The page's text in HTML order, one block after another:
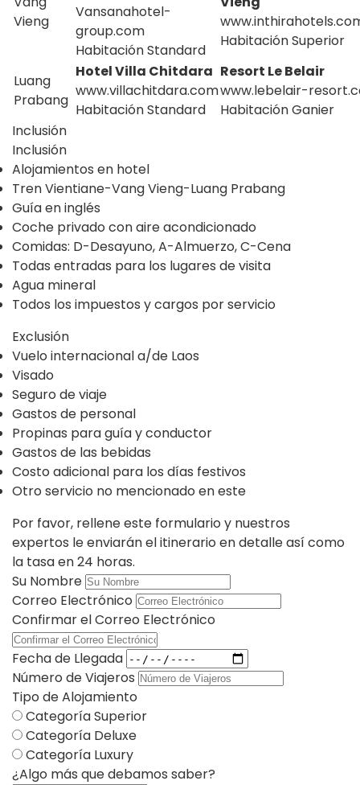
Vieng
Vansanahotel-
group.com
Habitación Standard
Habitación Superior
Luang
Prabang
Hotel Villa Chitdara
www.villachitdara.com
Habitación Standard
Resort Le Belair
www.lebelair-
Habitación Ganier
Inclusión
Inclusión
Alojamientos en hotel
Tren Vientiane-Vang Vieng-Luang Prabang
Guía en inglés
Coche privado con aire acondicionado
Comidas: D-Desayuno, A-Almuerzo, C-Cena
Todas entradas para los lugares de visita
Agua mineral
Todos los impuestos y cargos por servicio
Exclusión
Vuelo internacional a/de Laos
Visado
Seguro de viaje
Gastos de personal
Propinas para guía y conductor
Gastos de las bebidas
Costo adicional para los días festivos
Otro servicio no mencionado en este
Por favor, rellene este formulario y nuestros
expertos le enviarán el itinerario en detalle así como
la tasa en 24 horas.
Su Nombre
Correo Electrónico
Confirmar el Correo Electrónico
Fecha de Llegada
Número de Viajeros
Tipo de Alojamiento
Categoría Superior
Categoría Deluxe
Categoría Luxury
¿Algo más que debamos saber?